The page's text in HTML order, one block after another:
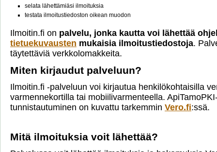
selata lähettämiäsi ilmoituksia
testata ilmoitustiedoston oikean muodon
Ilmoitin.fi on palvelu, jonka kautta voi lähettää
tietuekuvausten mukaisia ilmoitustiedostoja.
täytettäviä verkkolomakkeita.
Miten kirjaudut palveluun?
Ilmoitin.fi -palveluun voi kirjautua henkilökohtaisilla
varmennekortilla tai mobiilivarmenteella.
tunnistautuminen on kuvattu tarkemmin Vero.fi:ssä.
Mitä ilmoituksia voit lähettää?